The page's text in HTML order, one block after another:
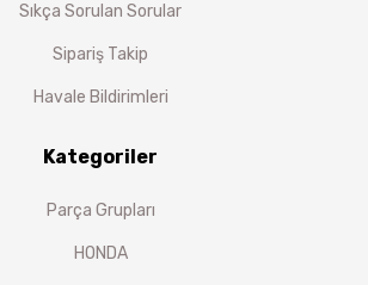
Sıkça Sorulan Sorular
Sipariş Takip
Havale Bildirimleri
Kategoriler
Parça Grupları
HONDA